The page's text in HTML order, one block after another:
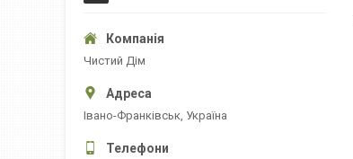
Чистий Дім
Івано-Франківськ, Україна